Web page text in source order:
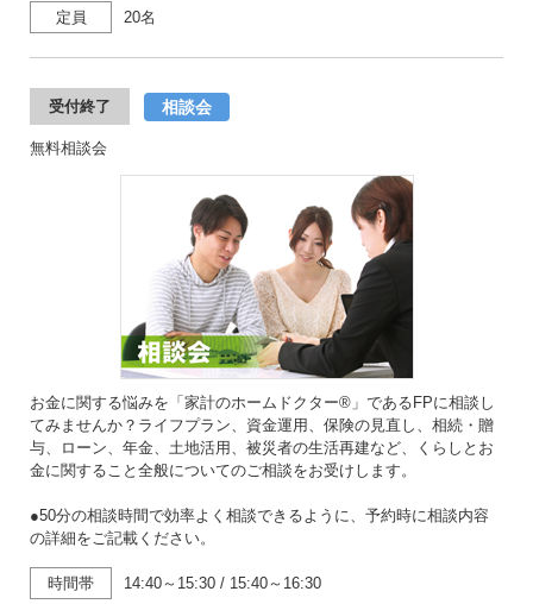
定員 20名
受付終了 相談会
無料相談会
お金に関する悩みを「家計のホームドクター®」であるFPに相談し
てみませんか？ライフプラン、資金運用、保険の見直し、相続・贈
与、ローン、年金、土地活用、被災者の生活再建など、くらしとお
金に関すること全般についてのご相談をお受けします。
●50分の相談時間で効率よく相談できるように、予約時に相談内容
の詳細をご記載ください。
時間帯 14:40～15:30 / 15:40～16:30